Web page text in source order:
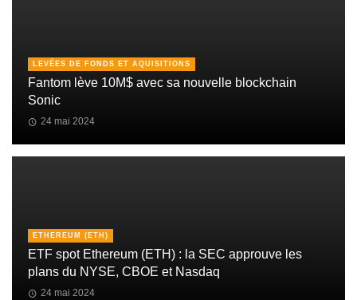
LEVÉES DE FONDS ET AQUISITIONS
Fantom lève 10M$ avec sa nouvelle blockchain
Sonic
24 mai 2024
ETHEREUM (ETH)
ETF spot Ethereum (ETH) : la SEC approuve les
plans du NYSE, CBOE et Nasdaq
24 mai 2024